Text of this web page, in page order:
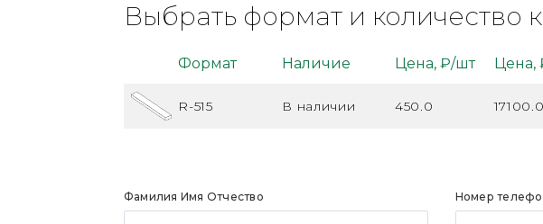
Выбрать формат и количество
Формат Наличие Цена, ₽/шт Цена,
R-515 В наличии 450.0 17100.0
Фамилия Имя Отчество Номер